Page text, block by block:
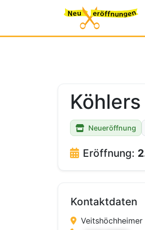
Neueröffnung
Eröffnung:
Kontaktdaten